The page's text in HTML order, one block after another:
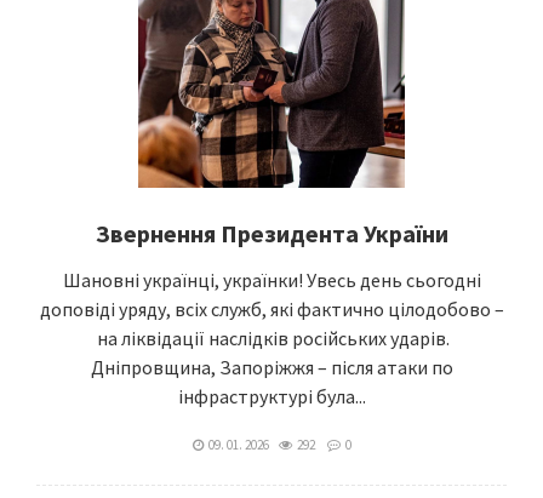
Звернення Президента України
Шановні українці, українки! Увесь день сьогодні
доповіді уряду, всіх служб, які фактично цілодобово –
на ліквідації наслідків російських ударів.
Дніпровщина, Запоріжжя – після атаки по
інфраструктурі була...
09. 01. 2026 292 0